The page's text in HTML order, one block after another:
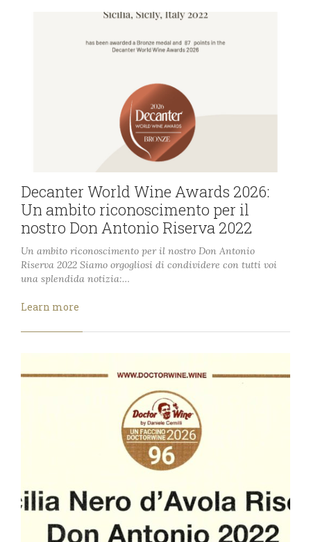
Decanter World Wine Awards 2026:
Un ambito riconoscimento per il
nostro Don Antonio Riserva 2022
Un ambito riconoscimento per il nostro Don Antonio
Riserva 2022 Siamo orgogliosi di condividere con tutti voi
una splendida notizia:…
Learn more